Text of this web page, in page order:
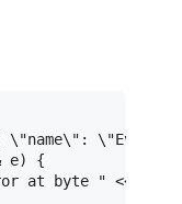
\"name\": \"Eve\",
e) {
at byte " <<